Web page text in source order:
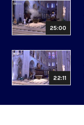
25:00
22:11